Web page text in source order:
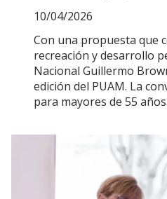
Con una propuesta que
recreación y desarrollo
Nacional Guillermo
edición del PUAM. La
para mayores de 55 años.
10/04/2026